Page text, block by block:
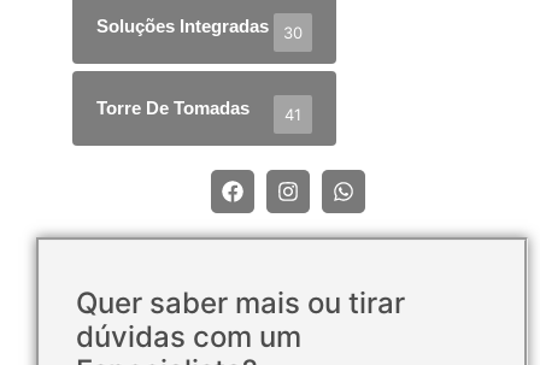
Soluções Integradas 30
Torre De Tomadas 41
Quer saber mais ou tirar
dúvidas com um